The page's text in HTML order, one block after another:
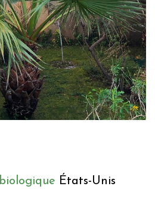
biologique États-Unis